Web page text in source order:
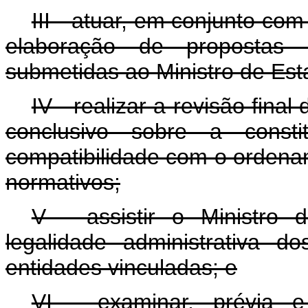
III - atuar, em conjunto
elaboração de
submetidas ao Ministro de
IV - realizar a revisão final
conclusivo sobre a
compatibilidade com o
normativos;
V - assistir o Ministro
legalidade administrativa
entidades vinculadas; e
VI - examinar, prévia e